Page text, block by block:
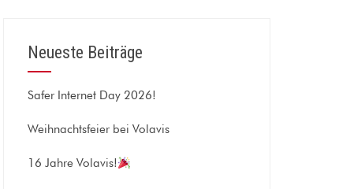
Neueste Beiträge
Safer Internet Day 2026!
Weihnachtsfeier bei Volavis
16 Jahre Volavis!